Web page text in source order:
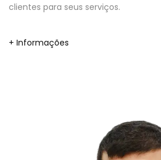
clientes para seus serviços.
+ Informações